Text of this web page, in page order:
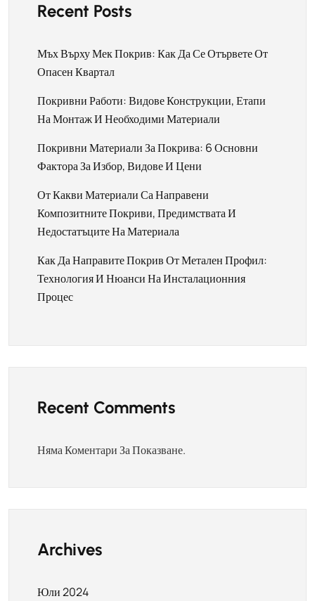
Recent Posts
Мъх Върху Мек Покрив: Как Да Се Отървете От
Опасен Квартал
Покривни Работи: Видове Конструкции, Етапи
На Монтаж И Необходими Материали
Покривни Материали За Покрива: 6 Основни
Фактора За Избор, Видове И Цени
От Какви Материали Са Направени
Композитните Покриви, Предимствата И
Недостатъците На Материала
Как Да Направите Покрив От Метален Профил:
Технология И Нюанси На Инсталационния
Процес
Recent Comments
Няма Коментари За Показване.
Archives
Юли 2024